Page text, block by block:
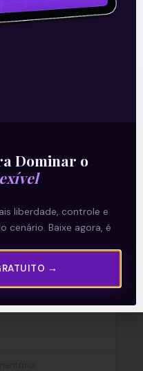
combina
e
no
Dominar o
liberdade, controle e
cenário. Baixe agora, é
→